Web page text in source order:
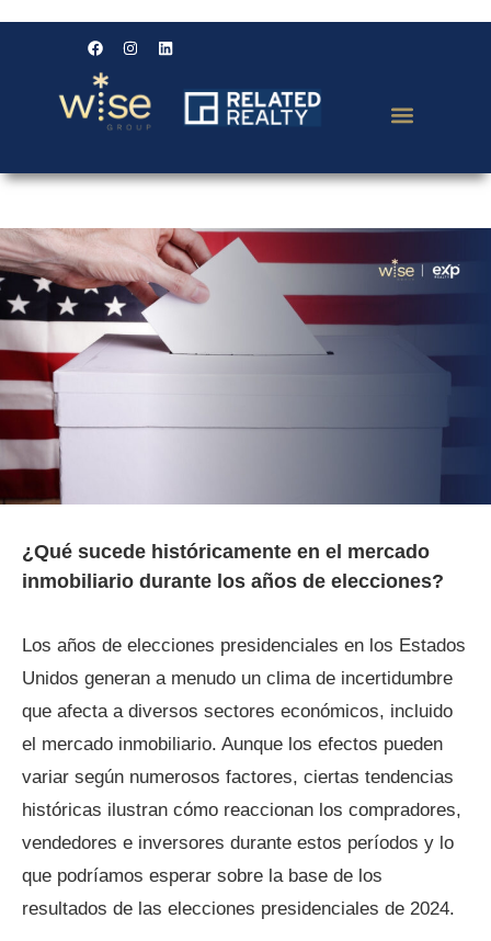
¿Qué sucede históricamente en el mercado
inmobiliario durante los años de elecciones?
Los años de elecciones presidenciales en los Estados
Unidos generan a menudo un clima de incertidumbre
que afecta a diversos sectores económicos, incluido
el mercado inmobiliario. Aunque los efectos pueden
variar según numerosos factores, ciertas tendencias
históricas ilustran cómo reaccionan los compradores,
vendedores e inversores durante estos períodos y lo
que podríamos esperar sobre la base de los
resultados de las elecciones presidenciales de 2024.